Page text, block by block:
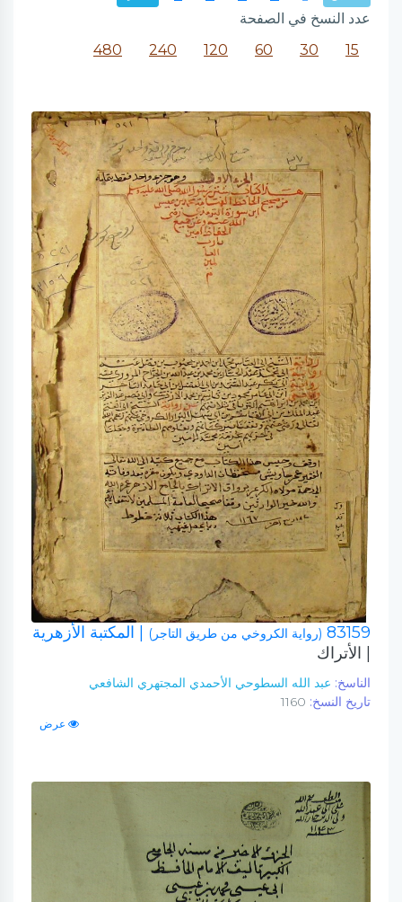
عدد النسخ في الصفحة
15
30
60
120
240
480
83159 (رواية الكروخي من طريق التاجر)
| المكتبة الأزهرية
| الأتراك
الناسخ: عبد الله السطوحي الأحمدي المجتهري الشافعي
تاريخ النسخ:
عرض